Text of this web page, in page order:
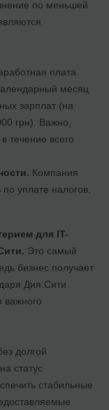
по меньшей
плата
месяц
зарплат (на
грн). Важно,
течение всего
Компания
уплате налогов,
для IT-
Это самый
бизнес получает
Дия.Сити
важного
долгой
статус
стабильные